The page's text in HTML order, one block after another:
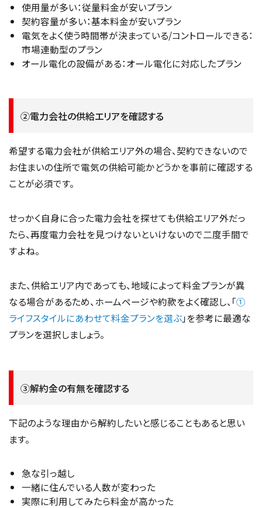
使用量が多い：従量料金が安いプラン
契約容量が多い：基本料金が安いプラン
電気をよく使う時間帯が決まっている/コントロールできる：
市場連動型のプラン
オール電化の設備がある：オール電化に対応したプラン
②電力会社の供給エリアを確認する
希望する電力会社が供給エリア外の場合、契約できないので
お住まいの住所で電気の供給可能かどうかを事前に確認する
ことが必須です。
せっかく自身に合った電力会社を探せても供給エリア外だっ
たら、再度電力会社を見つけないといけないので二度手間で
すよね。
また、供給エリア内であっても、地域によって料金プランが異
なる場合があるため、ホームページや約款をよく確認し、「①
ライフスタイルにあわせて料金プランを選ぶ」を参考に最適な
プランを選択しましょう。
③解約金の有無を確認する
下記のような理由から解約したいと感じることもあると思い
ます。
急な引っ越し
一緒に住んでいる人数が変わった
実際に利用してみたら料金が高かった